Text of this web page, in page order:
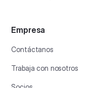
Empresa
Contáctanos
Trabaja con nosotros